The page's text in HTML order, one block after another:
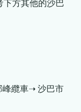
方其他的沙巴
纜車➝ 沙巴市